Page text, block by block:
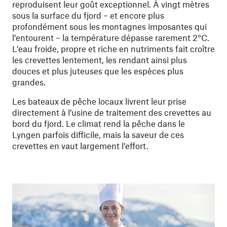
reproduisent leur goût exceptionnel. À vingt mètres
sous la surface du fjord – et encore plus
profondément sous les montagnes imposantes qui
l’entourent – la température dépasse rarement 2°C.
L’eau froide, propre et riche en nutriments fait croître
les crevettes lentement, les rendant ainsi plus
douces et plus juteuses que les espèces plus
grandes.
Les bateaux de pêche locaux livrent leur prise
directement à l’usine de traitement des crevettes au
bord du fjord. Le climat rend la pêche dans le
Lyngen parfois difficile, mais la saveur de ces
crevettes en vaut largement l’effort.